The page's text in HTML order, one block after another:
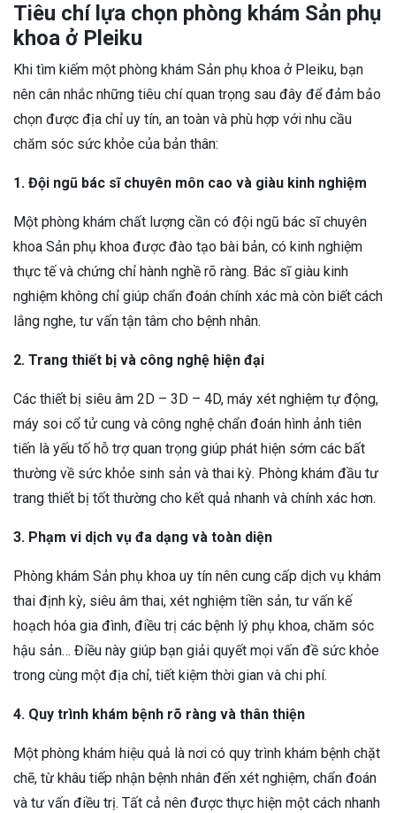
Tiêu chí lựa chọn phòng khám Sản phụ
khoa ở Pleiku
Khi tìm kiếm một phòng khám Sản phụ khoa ở Pleiku, bạn
nên cân nhắc những tiêu chí quan trọng sau đây để đảm bảo
chọn được địa chỉ uy tín, an toàn và phù hợp với nhu cầu
chăm sóc sức khỏe của bản thân:
1. Đội ngũ bác sĩ chuyên môn cao và giàu kinh nghiệm
Một phòng khám chất lượng cần có đội ngũ bác sĩ chuyên
khoa Sản phụ khoa được đào tạo bài bản, có kinh nghiệm
thực tế và chứng chỉ hành nghề rõ ràng. Bác sĩ giàu kinh
nghiệm không chỉ giúp chẩn đoán chính xác mà còn biết cách
lắng nghe, tư vấn tận tâm cho bệnh nhân.
2. Trang thiết bị và công nghệ hiện đại
Các thiết bị siêu âm 2D – 3D – 4D, máy xét nghiệm tự động,
máy soi cổ tử cung và công nghệ chẩn đoán hình ảnh tiên
tiến là yếu tố hỗ trợ quan trọng giúp phát hiện sớm các bất
thường về sức khỏe sinh sản và thai kỳ. Phòng khám đầu tư
trang thiết bị tốt thường cho kết quả nhanh và chính xác hơn.
3. Phạm vi dịch vụ đa dạng và toàn diện
Phòng khám Sản phụ khoa uy tín nên cung cấp dịch vụ khám
thai định kỳ, siêu âm thai, xét nghiệm tiền sản, tư vấn kế
hoạch hóa gia đình, điều trị các bệnh lý phụ khoa, chăm sóc
hậu sản… Điều này giúp bạn giải quyết mọi vấn đề sức khỏe
trong cùng một địa chỉ, tiết kiệm thời gian và chi phí.
4. Quy trình khám bệnh rõ ràng và thân thiện
Một phòng khám hiệu quả là nơi có quy trình khám bệnh chặt
chẽ, từ khâu tiếp nhận bệnh nhân đến xét nghiệm, chẩn đoán
và tư vấn điều trị. Tất cả nên được thực hiện một cách nhanh